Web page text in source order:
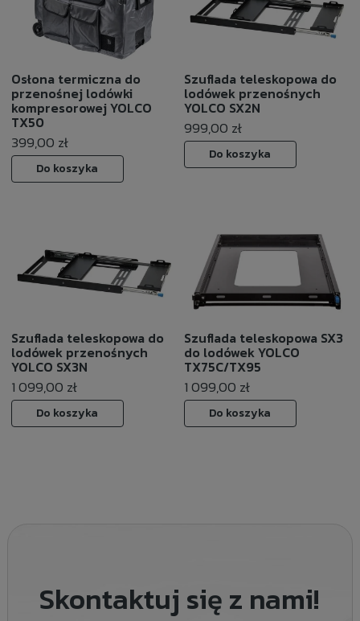
Osłona termiczna do
przenośnej lodówki
kompresorowej YOLCO
TX50
399,00 zł
Do koszyka
Szuflada teleskopowa do
lodówek przenośnych
YOLCO SX2N
999,00 zł
Do koszyka
Szuflada teleskopowa do
lodówek przenośnych
YOLCO SX3N
1 099,00 zł
Do koszyka
Szuflada teleskopowa SX3
do lodówek YOLCO
TX75C/TX95
1 099,00 zł
Do koszyka
Skontaktuj się z nami!